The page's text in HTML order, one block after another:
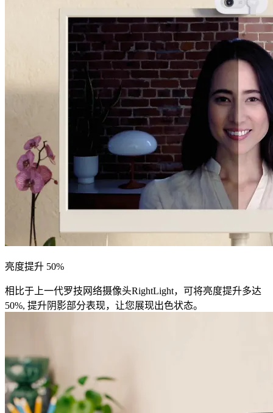
亮度提升 50%
相比于上一代罗技网络摄像头RightLight，可将亮度提升多达
50%, 提升阴影部分表现，让您展现出色状态。